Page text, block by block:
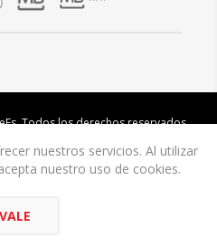
Todos los derechos reservados.
nuestros servicios. Al utilizar
nuestro uso de cookies.
VALE